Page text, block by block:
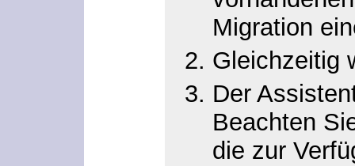
Migration
Gleichzeitig
Der
Beachten
die zur